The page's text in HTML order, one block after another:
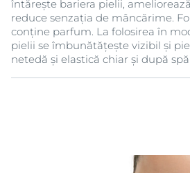
întărește bariera pielii,
reduce senzația de mâncărime.
conține parfum. La folosirea în
pielii se îmbunătățește vizibil și
netedă și elastică chiar și după